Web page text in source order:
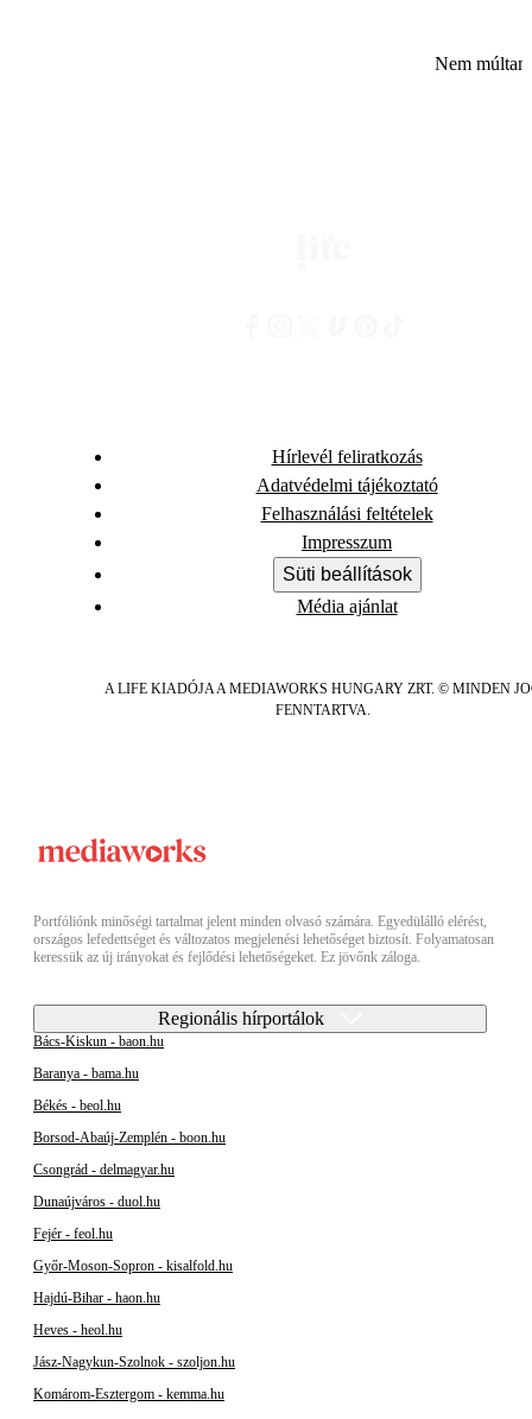
Nem
Hírlevél feliratkozás
Adatvédelmi tájékoztató
Felhasználási feltételek
Impresszum
Süti beállítások
Média ajánlat
A LIFE KIADÓJA A MEDIAWORKS HUNGARY ZRT. © MINDEN
FENNTARTVA.
Portfóliónk minőségi tartalmat jelent minden olvasó számára. Egyedülálló elérést,
országos lefedettséget és változatos megjelenési lehetőséget biztosít. Folyamatosan
keressük az új irányokat és fejlődési lehetőségeket. Ez jövőnk záloga.
Regionális hírportálok
Bács-Kiskun - baon.hu
Baranya - bama.hu
Békés - beol.hu
Borsod-Abaúj-Zemplén - boon.hu
Csongrád - delmagyar.hu
Dunaújváros - duol.hu
Fejér - feol.hu
Győr-Moson-Sopron - kisalfold.hu
Hajdú-Bihar - haon.hu
Heves - heol.hu
Jász-Nagykun-Szolnok - szoljon.hu
Komárom-Esztergom - kemma.hu